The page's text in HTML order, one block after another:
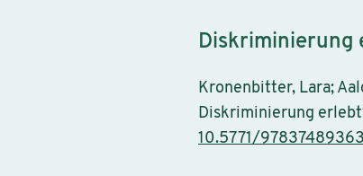
Diskriminierung
Kronenbitter, Lara;
Diskriminierung
10.5771/